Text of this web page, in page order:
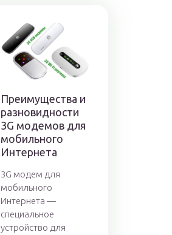
Преимущества и
разновидности
3G модемов для
мобильного
Интернета
3G модем для
мобильного
Интернета —
специальное
устройство для